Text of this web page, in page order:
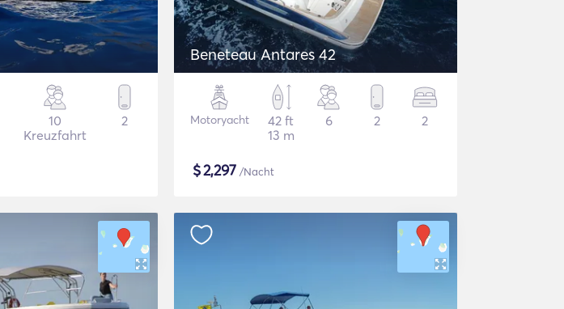
10
Kreuzfahrt
2
Beneteau Antares 42
Motoryacht
42 ft
13 m
6 2 2
$2,297 /Nacht